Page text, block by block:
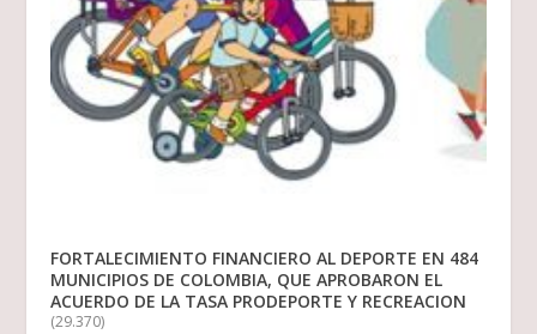
FORTALECIMIENTO FINANCIERO AL DEPORTE EN 484
MUNICIPIOS DE COLOMBIA, QUE APROBARON EL
ACUERDO DE LA TASA PRODEPORTE Y RECREACION
(29.370)